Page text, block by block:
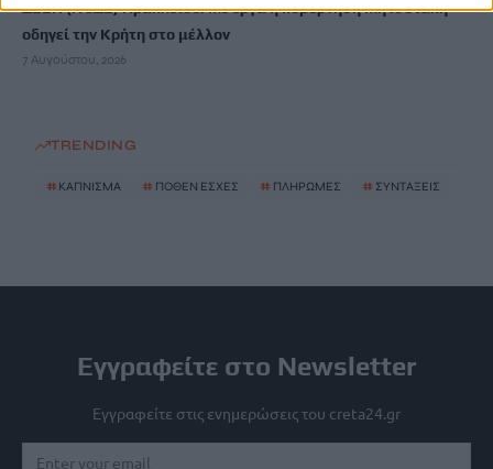
ΔΕΕΠ (ΝΟΔΕ) Ηρακλείου: Με έργα η κυβέρνηση Μητσοτάκη
οδηγεί την Κρήτη στο μέλλον
7 Αυγούστου, 2026
TRENDING
# ΚΑΠΝΙΣΜΑ # ΠΟΘΕΝ ΕΣΧΕΣ # ΠΛΗΡΩΜΕΣ # ΣΥΝΤΑΞΕΙΣ
Εγγραφείτε στο Newsletter
Εγγραφείτε στις ενημερώσεις του creta24.gr